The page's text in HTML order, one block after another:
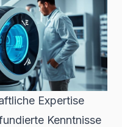
Expertise
Kenntnisse